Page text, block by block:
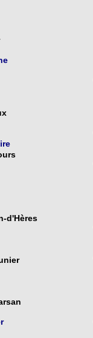
d'Hères